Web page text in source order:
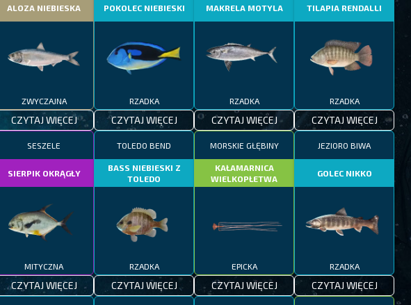
ALOZA NIEBIESKA
ZWYCZAJNA
CZYTAJ WIĘCEJ
POKOLEC NIEBIESKI
RZADKA
CZYTAJ WIĘCEJ
MAKRELA MOTYLA
RZADKA
CZYTAJ WIĘCEJ
TILAPIA RENDALLI
RZADKA
CZYTAJ WIĘCEJ
SESZELE
SIERPIK OKRĄGŁY
MITYCZNA
CZYTAJ WIĘCEJ
TOLEDO BEND
BASS NIEBIESKI Z
TOLEDO
RZADKA
CZYTAJ WIĘCEJ
MORSKIE GŁĘBINY
KAŁAMARNICA
WIELKOPŁETWA
EPICKA
CZYTAJ WIĘCEJ
JEZIORO BIWA
GOLEC NIKKO
RZADKA
CZYTAJ WIĘCEJ